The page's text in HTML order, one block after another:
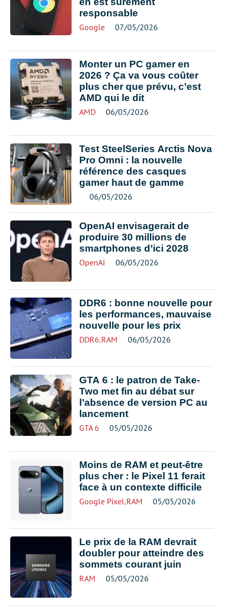
responsable
Google 07/05/2026
Monter un PC gamer en
2026 ? Ça va vous coûter
plus cher que prévu, c’est
AMD qui le dit
AMD 06/05/2026
Test SteelSeries Arctis Nova
Pro Omni : la nouvelle
référence des casques
gamer haut de gamme
06/05/2026
OpenAI envisagerait de
produire 30 millions de
smartphones d’ici 2028
OpenAI 06/05/2026
DDR6 : bonne nouvelle pour
les performances, mauvaise
nouvelle pour les prix
DDR6,RAM 06/05/2026
GTA 6 : le patron de Take-
Two met fin au débat sur
l’absence de version PC au
lancement
GTA 6 05/05/2026
Moins de RAM et peut-être
plus cher : le Pixel 11 ferait
face à un contexte difficile
Google Pixel,RAM 05/05/2026
Le prix de la RAM devrait
doubler pour atteindre des
sommets courant juin
RAM 05/05/2026